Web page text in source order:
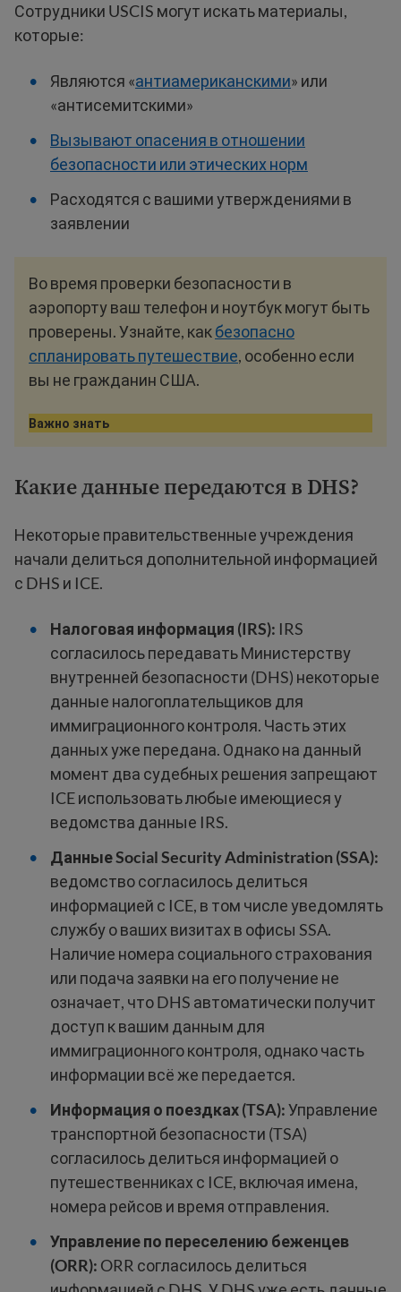
Сотрудники USCIS могут искать материалы,
которые:
Являются «антиамериканскими» или
«антисемитскими»
Вызывают опасения в отношении
безопасности или этических норм
Расходятся с вашими утверждениями в
заявлении
Во время проверки безопасности в
аэропорту ваш телефон и ноутбук могут быть
проверены. Узнайте, какбезопасно
спланировать путешествие, особенно если
вы не гражданин США.
Важно знать
Какие данные передаются в DHS?
Некоторые правительственные учреждения
начали делиться дополнительной информацией
с DHS и ICE.
Налоговая информация (IRS): IRS
согласилось передавать Министерству
внутренней безопасности (DHS) некоторые
данные налогоплательщиков для
иммиграционного контроля. Часть этих
данных уже передана. Однако на данный
момент два судебных решения запрещают
ICE использовать любые имеющиеся у
ведомства данные IRS.
Данные Social Security Administration (SSA):
ведомство согласилось делиться
информацией с ICE, в том числе уведомлять
службу о ваших визитах в офисы SSA.
Наличие номера социального страхования
или подача заявки на его получение не
означает, что DHS автоматически получит
доступ к вашим данным для
иммиграционного контроля, однако часть
информации всё же передается.
Информация о поездках (TSA):Управление
транспортной безопасности (TSA)
согласилось делиться информацией о
путешественниках с ICE, включая имена,
номера рейсов и время отправления.
Управление по переселению беженцев
(ORR): ORR согласилось делиться